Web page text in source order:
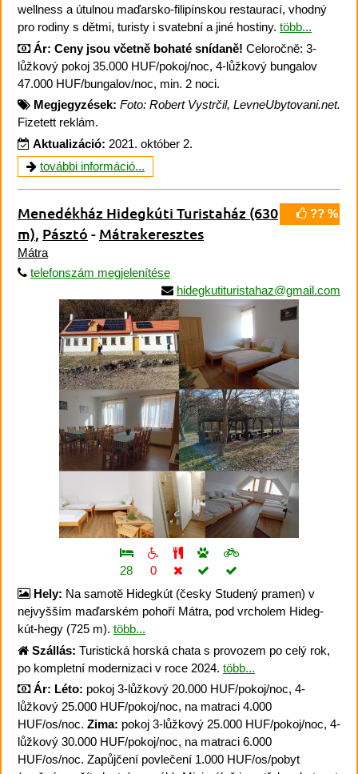
wellness a útulnou maďarsko-filipínskou restaurací, vhodný
pro rodiny s dětmi, turisty i svatební a jiné hostiny. több...
Ár: Ceny jsou včetně bohaté snídaně! Celoročně: 3-
lůžkový pokoj 35.000 HUF/pokoj/noc, 4-lůžkový bungalov
47.000 HUF/bungalov/noc, min. 2 noci.
Megjegyzések: Foto: Robert Vystrčil, LevneUbytovani.net.
Fizetett reklám.
Aktualizáció: 2021. október 2.
további információ...
?? %
Menedékház Hidegkúti Turistaház (630
m), Pásztó - Mátrakeresztes
Mátra
telefonszám megjelenítése
hidegkutituristahaz@gmail.com
28
0
Hely: Na samotě Hidegkút (česky Studený pramen) v
nejvyšším maďarském pohoří Mátra, pod vrcholem Hideg-
kút-hegy (725 m). több...
Szállás: Turistická horská chata s provozem po celý rok,
po kompletní modernizaci v roce 2024. több...
Ár: Léto: pokoj 3-lůžkový 20.000 HUF/pokoj/noc, 4-
lůžkový 25.000 HUF/pokoj/noc, na matraci 4.000
HUF/os/noc. Zima: pokoj 3-lůžkový 25.000 HUF/pokoj/noc, 4-
lůžkový 30.000 HUF/pokoj/noc, na matraci 6.000
HUF/os/noc. Zapůjčení povlečení 1.000 HUF/os/pobyt